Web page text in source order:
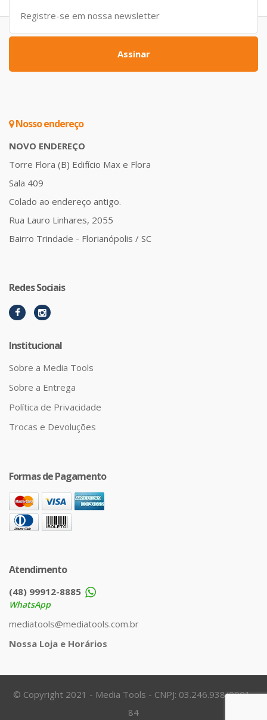
Assinar
Nosso endereço
NOVO ENDEREÇO
Torre Flora (B) Edifício Max e Flora
Sala 409
Colado ao endereço antigo.
Rua Lauro Linhares, 2055
Bairro Trindade - Florianópolis / SC
Redes Sociais
Institucional
Sobre a Media Tools
Sobre a Entrega
Política de Privacidade
Trocas e Devoluções
Formas de Pagamento
Atendimento
(48) 99912-8885
WhatsApp
mediatools@mediatools.com.br
Nossa Loja e Horários
© Copyright 2021 - Media Tools - CNPJ: 03.246.938/0001-
84